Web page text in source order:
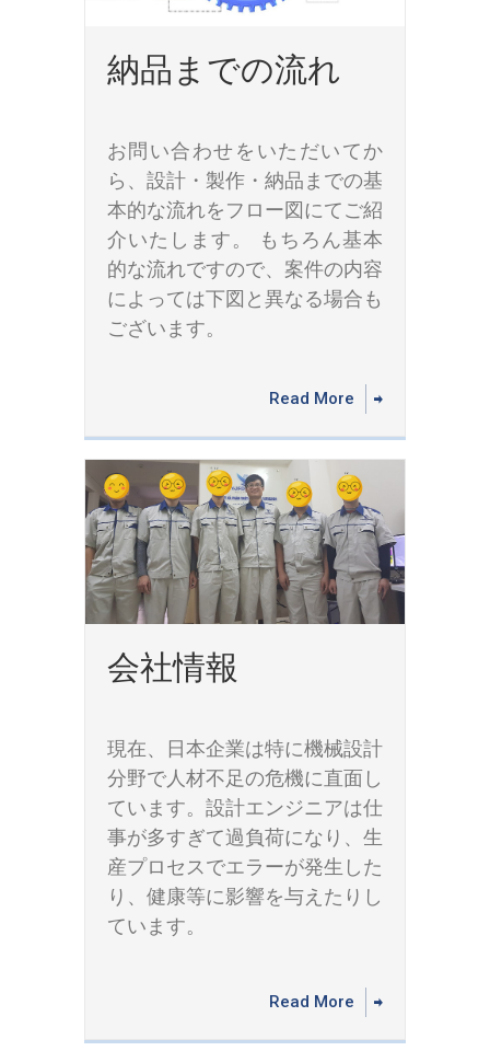
納品までの流れ
お問い合わせをいただいてか
ら、設計・製作・納品までの基
本的な流れをフロー図にてご紹
介いたします。 もちろん基本
的な流れですので、案件の内容
によっては下図と異なる場合も
ございます。
Read More
会社情報
現在、日本企業は特に機械設計
分野で人材不足の危機に直面し
ています。設計エンジニアは仕
事が多すぎて過負荷になり、生
産プロセスでエラーが発生した
り、健康等に影響を与えたりし
ています。
Read More